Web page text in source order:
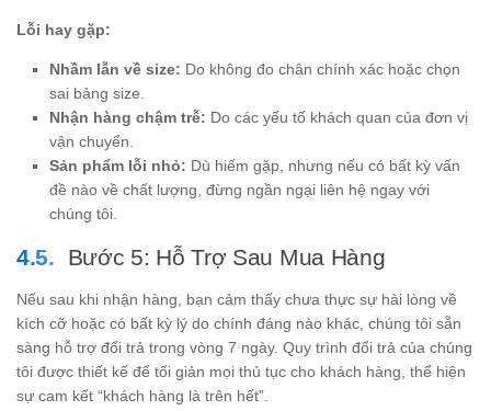
Lỗi hay gặp:
Nhầm lẫn về size: Do không đo chân chính xác hoặc chọn
sai bảng size.
Nhận hàng chậm trễ: Do các yếu tố khách quan của đơn vị
vận chuyển.
Sản phẩm lỗi nhỏ: Dù hiếm gặp, nhưng nếu có bất kỳ vấn
đề nào về chất lượng, đừng ngần ngại liên hệ ngay với
chúng tôi.
Bước 5: Hỗ Trợ Sau Mua Hàng
Nếu sau khi nhận hàng, bạn cảm thấy chưa thực sự hài lòng về
kích cỡ hoặc có bất kỳ lý do chính đáng nào khác, chúng tôi sẵn
sàng hỗ trợ đổi trả trong vòng 7 ngày. Quy trình đổi trả của chúng
tôi được thiết kế để tối giản mọi thủ tục cho khách hàng, thể hiện
sự cam kết “khách hàng là trên hết”.